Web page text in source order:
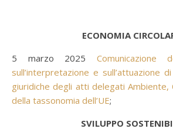
ECONOMIA
5 marzo 2025 Comunicazione
sull’interpretazione e sull’attuazione
giuridiche degli atti delegati Ambiente,
della tassonomia dell’UE;
SVILUPPO